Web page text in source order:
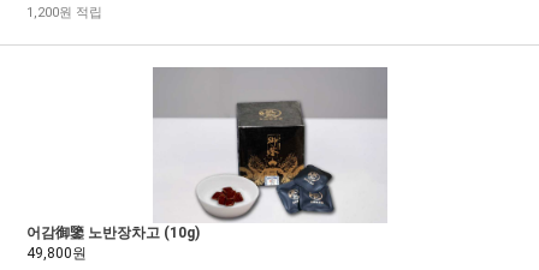
1,200원 적립
어감御鑒 노반장차고 (10g)
49,800원